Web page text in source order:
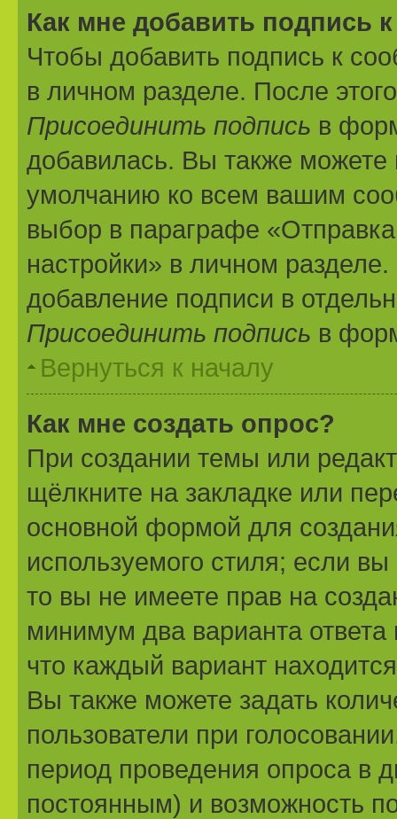
Как мне добавить подпись
Чтобы добавить подпись к
в личном разделе. После
Присоединить подпись в
добавилась. Вы также можете
умолчанию ко всем вашим
выбор в параграфе
настройки» в личном
добавление подписи в
Присоединить подпись в
Вернуться к началу
Как мне создать опрос?
При создании темы или
щёлкните на закладке или
основной формой для
используемого стиля; если
то вы не имеете прав на
минимум два варианта
что каждый вариант
Вы также можете задать
пользователи при
период проведения опроса в
постоянным) и возможность